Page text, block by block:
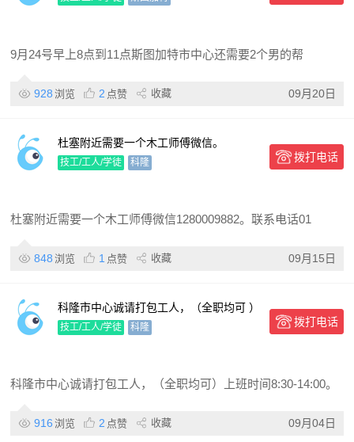
9月24号早上8点到11点斯图加特市中心还需要2个男的帮
928 浏览 2 点赞 收藏 09月20日
杜塞附近需要一个木工师傅微信。
技工/工人/学徒 科隆 拨打电话
杜塞附近需要一个木工师傅微信1280009882。联系电话01
848 浏览 1 点赞 收藏 09月15日
科隆市中心诚请打包工人，（全职均可 ）
上班时间 8:30-14:00。须报税，无，女生
技工/工人/学徒 科隆 拨打电话
科隆市中心诚请打包工人，（全职均可）上班时间8:30-14:00。
916 浏览 2 点赞 收藏 09月04日